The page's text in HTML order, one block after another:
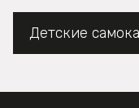
Детские